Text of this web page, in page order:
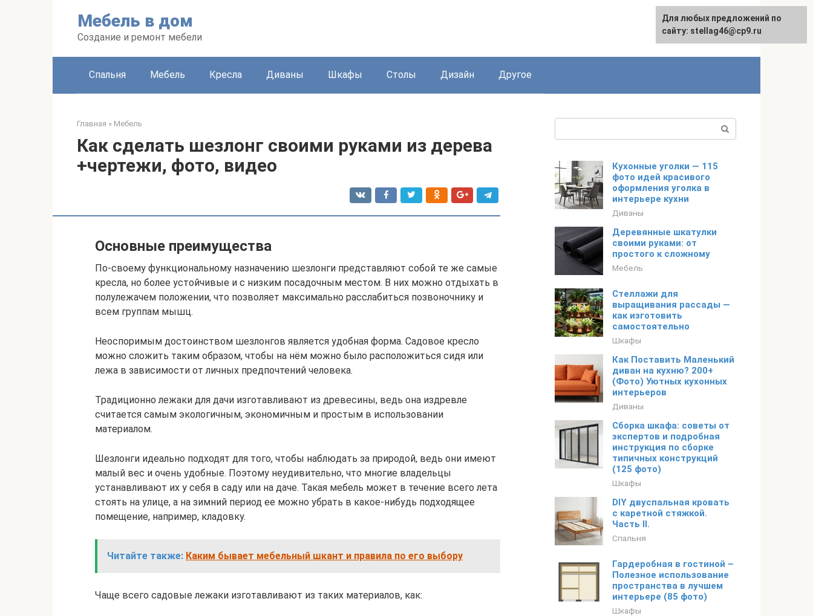
Мебель в дом
Создание и ремонт мебели
Спальня Мебель Кресла Диваны Шкафы Столы Дизайн Другое
Главная » Мебель
Как сделать шезлонг своими руками из дерева
+чертежи, фото, видео
Основные преимущества
По-своему функциональному назначению шезлонги представляют собой те же самые
кресла, но более устойчивые и с низким посадочным местом. В них можно отдыхать в
полулежачем положении, что позволяет максимально расслабиться позвоночнику и
всем группам мышц.
Неоспоримым достоинством шезлонгов является удобная форма. Садовое кресло
можно сложить таким образом, чтобы на нём можно было расположиться сидя или
лежа в зависимости от личных предпочтений человека.
Традиционно лежаки для дачи изготавливают из древесины, ведь она издревле
считается самым экологичным, экономичным и простым в использовании
материалом.
Шезлонги идеально подходят для того, чтобы наблюдать за природой, ведь они имеют
малый вес и очень удобные. Поэтому неудивительно, что многие владельцы
устанавливают их у себя в саду или на даче. Такая мебель может в течение всего лета
стоять на улице, а на зимний период ее можно убрать в какое-нибудь подходящее
помещение, например, кладовку.
Читайте также: Каким бывает мебельный шкант и правила по его выбору
Чаще всего садовые лежаки изготавливают из таких материалов, как:
Кухонные уголки — 115
фото идей красивого
оформления уголка в
интерьере кухни
Диваны
Деревянные шкатулки
своими руками: от
простого к сложному
Мебель
Стеллажи для
выращивания рассады —
как изготовить
самостоятельно
Шкафы
Как Поставить Маленький
диван на кухню? 200+
(Фото) Уютных кухонных
интерьеров
Диваны
Сборка шкафа: советы от
экспертов и подробная
инструкция по сборке
типичных конструкций
(125 фото)
Шкафы
DIY двуспальная кровать
с каретной стяжкой.
Часть II.
Спальня
Гардеробная в гостиной –
Полезное использование
пространства в лучшем
интерьере (85 фото)
Шкафы
Для любых предложений по
сайту: stellag46@cp9.ru